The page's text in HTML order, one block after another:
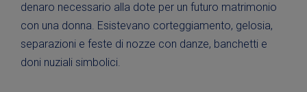
denaro necessario alla dote per un futuro matrimonio
con una donna. Esistevano corteggiamento, gelosia,
separazioni e feste di nozze con danze, banchetti e
doni nuziali simbolici.